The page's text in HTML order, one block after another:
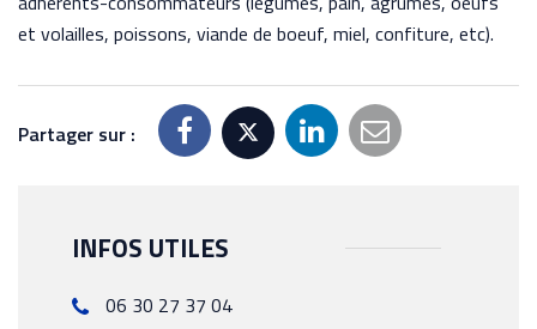
et volailles, poissons, viande de boeuf, miel, confiture, etc).
Partager sur :
INFOS UTILES
06 30 27 37 04